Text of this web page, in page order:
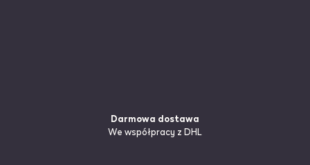
Darmowa dostawa
We współpracy z DHL